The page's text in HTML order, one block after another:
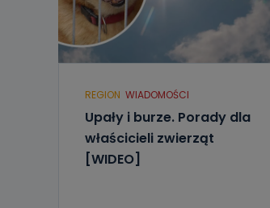
REGION WIADOMOŚCI
Upały i burze. Porady dla
właścicieli zwierząt
[WIDEO]